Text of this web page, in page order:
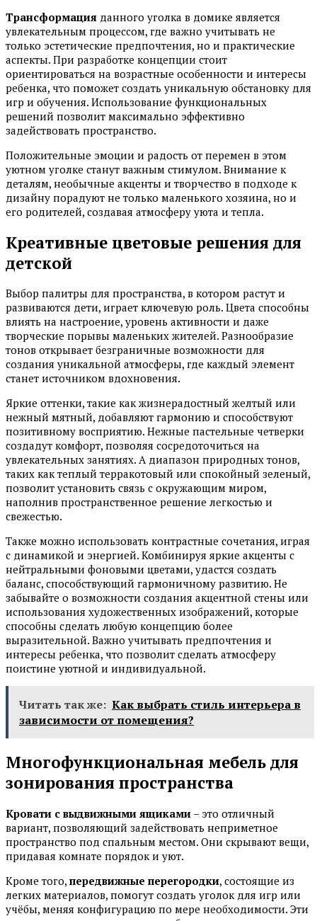
Трансформация данного уголка в домике является
увлекательным процессом, где важно учитывать не
только эстетические предпочтения, но и практические
аспекты. При разработке концепции стоит
ориентироваться на возрастные особенности и интересы
ребенка, что поможет создать уникальную обстановку для
игр и обучения. Использование функциональных
решений позволит максимально эффективно
задействовать пространство.
Положительные эмоции и радость от перемен в этом
уютном уголке станут важным стимулом. Внимание к
деталям, необычные акценты и творчество в подходе к
дизайну порадуют не только маленького хозяина, но и
его родителей, создавая атмосферу уюта и тепла.
Креативные цветовые решения для
детской
Выбор палитры для пространства, в котором растут и
развиваются дети, играет ключевую роль. Цвета способны
влиять на настроение, уровень активности и даже
творческие порывы маленьких жителей. Разнообразие
тонов открывает безграничные возможности для
создания уникальной атмосферы, где каждый элемент
станет источником вдохновения.
Яркие оттенки, такие как жизнерадостный желтый или
нежный мятный, добавляют гармонию и способствуют
позитивному восприятию. Нежные пастельные четверки
создадут комфорт, позволяя сосредоточиться на
увлекательных занятиях. А диапазон природных тонов,
таких как теплый терракотовый или спокойный зеленый,
позволит установить связь с окружающим миром,
наполнив пространственное решение легкостью и
свежестью.
Также можно использовать контрастные сочетания, играя
с динамикой и энергией. Комбинируя яркие акценты с
нейтральными фоновыми цветами, удастся создать
баланс, способствующий гармоничному развитию. Не
забывайте о возможности создания акцентной стены или
использования художественных изображений, которые
способны сделать любую концепцию более
выразительной. Важно учитывать предпочтения и
интересы ребенка, что позволит сделать атмосферу
поистине уютной и индивидуальной.
Читать так же: Как выбрать стиль интерьера в
зависимости от помещения?
Многофункциональная мебель для
зонирования пространства
Кровати с выдвижными ящиками – это отличный
вариант, позволяющий задействовать неприметное
пространство под спальным местом. Они скрывают вещи,
придавая комнате порядок и уют.
Кроме того, передвижные перегородки, состоящие из
легких материалов, помогут создать уголок для игр или
учёбы, меняя конфигурацию по мере необходимости. Эти